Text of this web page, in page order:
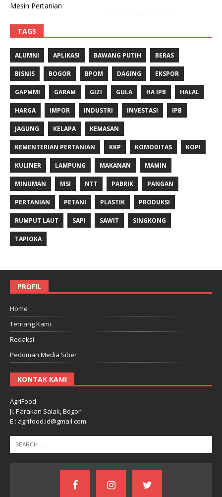
Mesin Pertanian
TAGS
ALUMNI APLIKASI BAWANG PUTIH BERAS
BISNIS BOGOR BPOM DAGING EKSPOR
GAPMMI GARAM GIZI GULA HA IPB HALAL
HARGA IMPOR INDUSTRI INVESTASI IPB
JAGUNG KELAPA KEMASAN
KEMENTERIAN PERTANIAN KKP KOMODITAS KOPI
KULINER LAMPUNG MAKANAN MAMIN
MINUMAN MSI NTT PABRIK PANGAN
PERTANIAN PETANI PLASTIK PRODUKSI
RUMPUT LAUT SAPI SAWIT SINGKONG
TAPIOKA
PROFIL
Home
Tentang Kami
Redaksi
Pedoman Media Siber
KONTAK KAMI
AgriFood
Jl. Parakan Salak, Bogor
E : agrifood.id@gmail.com